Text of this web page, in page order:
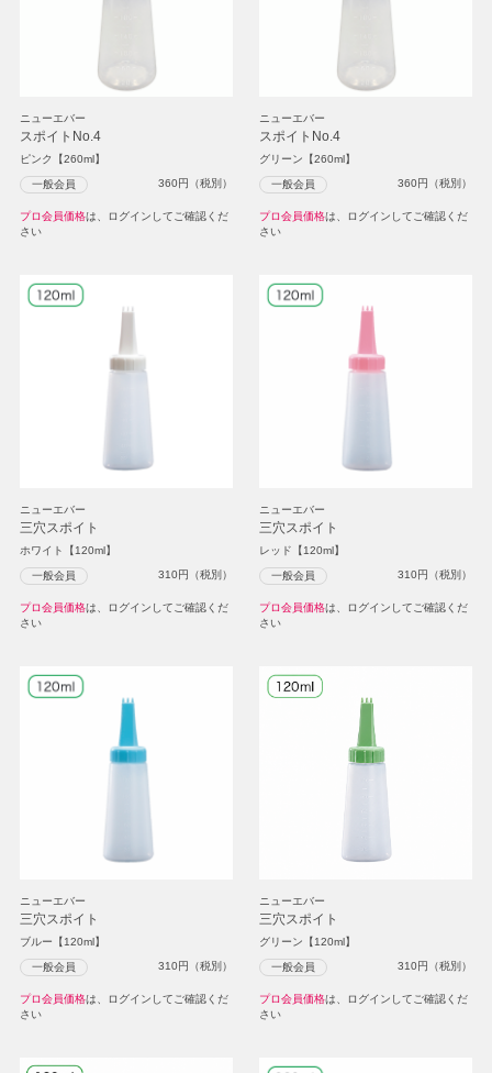
ニューエバー
スポイトNo.4
ピンク【260ml】
一般会員 360円（税別）
プロ会員価格は、ログインしてご確認くだ
さい
ニューエバー
スポイトNo.4
グリーン【260ml】
一般会員 360円（税別）
プロ会員価格は、ログインしてご確認くだ
さい
ニューエバー
三穴スポイト
ホワイト【120ml】
一般会員 310円（税別）
プロ会員価格は、ログインしてご確認くだ
さい
ニューエバー
三穴スポイト
レッド【120ml】
一般会員 310円（税別）
プロ会員価格は、ログインしてご確認くだ
さい
ニューエバー
三穴スポイト
ブルー【120ml】
一般会員 310円（税別）
プロ会員価格は、ログインしてご確認くだ
さい
ニューエバー
三穴スポイト
グリーン【120ml】
一般会員 310円（税別）
プロ会員価格は、ログインしてご確認くだ
さい